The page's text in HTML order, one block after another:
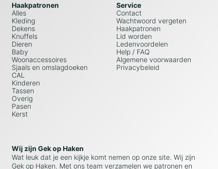
Haakpatronen
Alles
Kleding
Dekens
Knuffels
Dieren
Baby
Woonaccessoires
Sjaals en omslagdoeken
CAL
Kinderen
Tassen
Overig
Pasen
Kerst
Service
Contact
Wachtwoord vergeten
Haakpatronen
Lid worden
Ledenvoordelen
Help / FAQ
Algemene voorwaarden
Privacybeleid
Wij zijn Gek op Haken
Wat leuk dat je een kijkje komt nemen op onze site. Wij zijn
Gek op Haken. Met ons team verzamelen we patronen en